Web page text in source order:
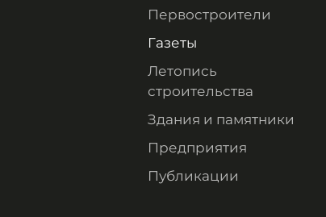
Первостроители
Газеты
Летопись
строительства
Здания и памятники
Предприятия
Публикации